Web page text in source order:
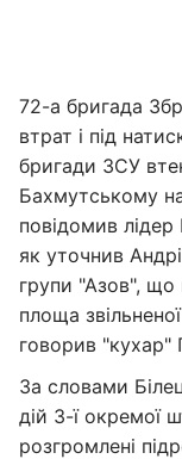
72-а бригада
втрат і під
бригади ЗСУ
Бахмутському
повідомив
як уточнив
групи "Азов",
площа
говорив "кухар"
За словами
дій 3-ї окремої
розгромлені